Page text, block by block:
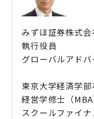
みずほ証券株式会
執行役員
グローバルアド
東京大学経済学
経営学修士（
スクールファイ